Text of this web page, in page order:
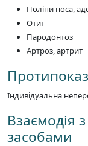
Поліпи носа,
Отит
Пародонтоз
Артроз, артрит
Індивідуальна
Взаємодія
засобами